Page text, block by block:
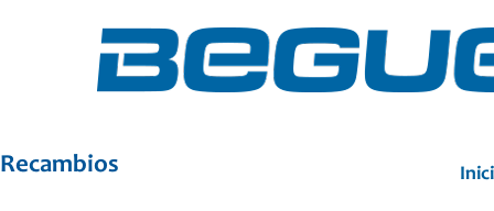
Recambios